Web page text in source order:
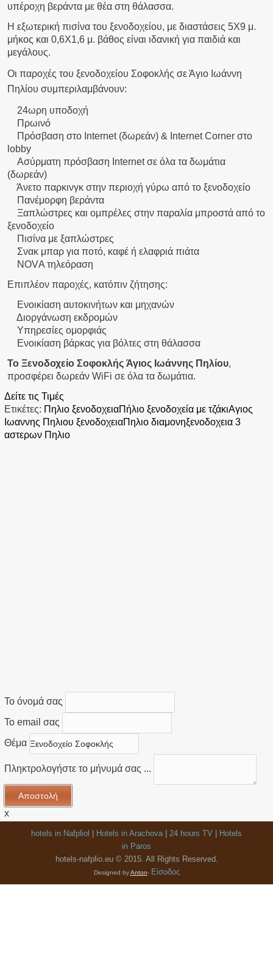
υπέροχη βεράντα με θέα στη θάλασσα.
Η εξωτερική πισίνα του ξενοδοχείου, με διαστάσεις 5Χ9 μ.
μήκος και 0,6Χ1,6 μ. βάθος είναι ιδανική για παιδιά και
μεγάλους.
Οι παροχές του ξενοδοχείου Σοφοκλής σε Άγιο Ιωάννη
Πηλίου συμπεριλαμβάνουν:
24ωρη υποδοχή
Πρωινό
Πρόσβαση στο Internet (δωρεάν) & Internet Corner στο
lobby
Ασύρματη πρόσβαση Internet σε όλα τα δωμάτια
(δωρεάν)
Άνετο παρκινγκ στην περιοχή γύρω από το ξενοδοχείο
Πανέμορφη βεράντα
Ξαπλώστρες και ομπρέλες στην παραλία μπροστά από το
ξενοδοχείο
Πισίνα με ξαπλώστρες
Σνακ μπαρ για ποτό, καφέ ή ελαφριά πιάτα
NOVΑ τηλεόραση
Επιπλέον παροχές, κατόπιν ζήτησης:
Ενοικίαση αυτοκινήτων και μηχανών
Διοργάνωση εκδρομών
Υπηρεσίες ομορφιάς
Ενοικίαση βάρκας για βόλτες στη θάλασσα
Το ΞενοδοχείοΣοφοκλής Άγιος Ιωάννης Πηλίου,
προσφέρει δωρεάν WiFi σε όλα τα δωμάτια.
Δείτε τις Τιμές
Ετικέτες: Πηλιο ξενοδοχειαΠήλιο ξενοδοχεία με τζάκιΑγιος
Ιωαννης Πηλιου ξενοδοχειαΠηλιο διαμονηξενοδοχεια 3
αστερων Πηλιο
Το όνομά σας
Το email σας
Θέμα
Πληκτρολογήστε το μήνυμά σας ...
x
hotels in Nafpliol Hotels in Arachova| 24 hours TV
Hotels
in Paros
hotels-nafplio.eu © 2015. All Rights Reserved.
Designed byAnton- Είσοδος